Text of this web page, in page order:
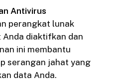
Antivirus
perangkat lunak
diaktifkan dan
ini membantu
serangan jahat yang
data Anda.